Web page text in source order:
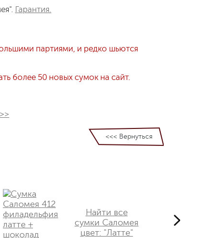
Гарантия.
партиями, и редко шьются
более 50 новых сумок на сайт.
<<< Вернуться
Найти все
сумки Саломея
цвет: "Латте"